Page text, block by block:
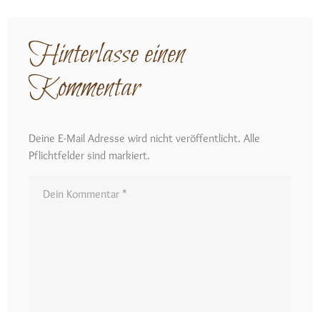
Hinterlasse einen
Kommentar
Deine E-Mail Adresse wird nicht veröffentlicht. Alle
Pflichtfelder sind markiert.